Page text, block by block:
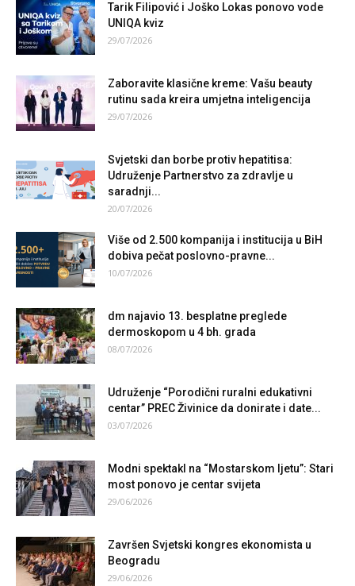
Tarik Filipović i Joško Lokas ponovo vode
UNIQA kviz
29/07/2026
Zaboravite klasične kreme: Vašu beauty
rutinu sada kreira umjetna inteligencija
29/07/2026
Svjetski dan borbe protiv hepatitisa:
Udruženje Partnerstvo za zdravlje u
saradnji...
20/07/2026
Više od 2.500 kompanija i institucija u BiH
dobiva pečat poslovno-pravne...
10/07/2026
dm najavio 13. besplatne preglede
dermoskopom u 4 bh. grada
08/07/2026
Udruženje “Porodični ruralni edukativni
centar” PREC Živinice da donirate i date...
03/07/2026
Modni spektakl na “Mostarskom ljetu”: Stari
most ponovo je centar svijeta
29/06/2026
Završen Svjetski kongres ekonomista u
Beogradu
29/06/2026